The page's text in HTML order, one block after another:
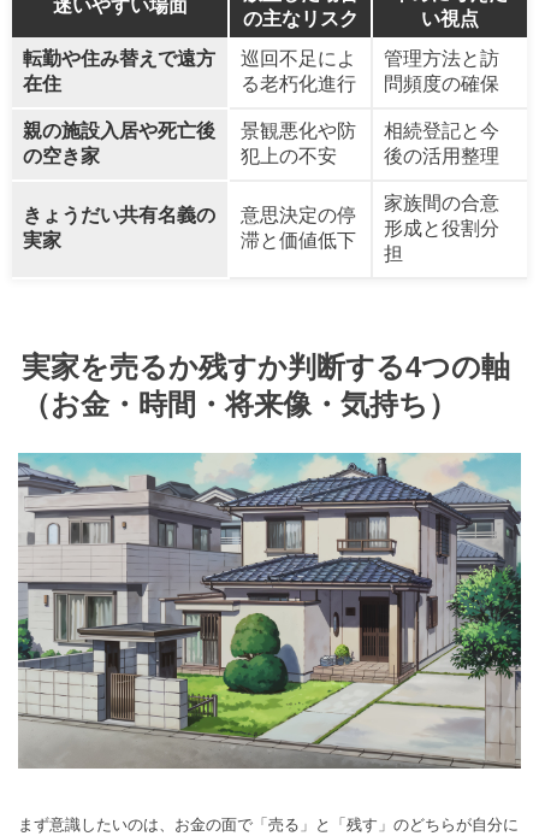
迷いやすい場面
の主なリスク
い視点
転勤や住み替えで遠方
在住
巡回不足によ
る老朽化進行
管理方法と訪
問頻度の確保
親の施設入居や死亡後
の空き家
景観悪化や防
犯上の不安
相続登記と今
後の活用整理
きょうだい共有名義の
実家
意思決定の停
滞と価値低下
家族間の合意
形成と役割分
担
実家を売るか残すか判断する4つの軸
（お金・時間・将来像・気持ち）
まず意識したいのは、お金の面で「売る」と「残す」のどちらが自分に